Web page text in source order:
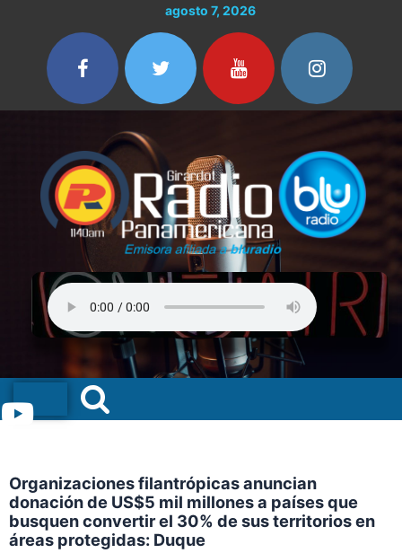
contenido
agosto 7, 2026
Menu
Organizaciones filantrópicas anuncian
donación de US$5 mil millones a países que
busquen convertir el 30% de sus territorios en
áreas protegidas: Duque